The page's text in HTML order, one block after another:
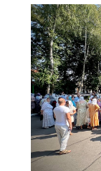
побажавши
допомоги,